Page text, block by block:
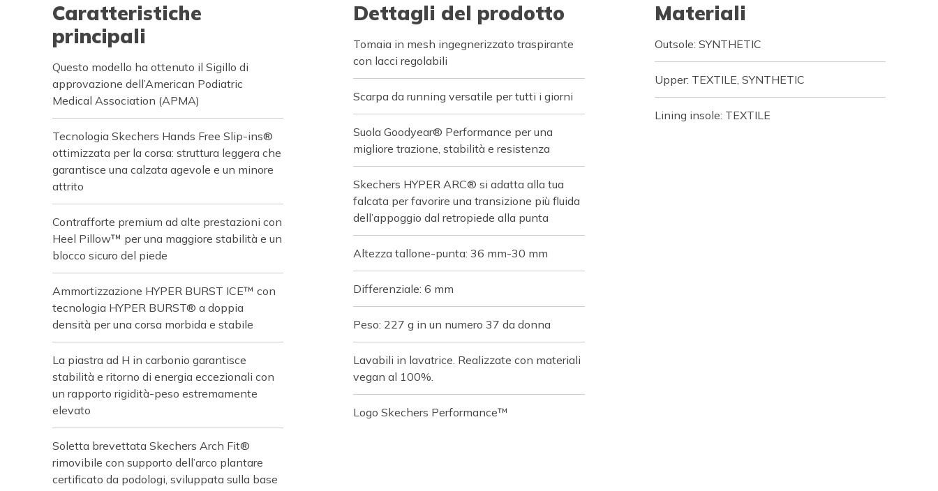
Caratteristiche
principali
Questo modello ha ottenuto il Sigillo di
approvazione dell’American Podiatric
Medical Association (APMA)
Tecnologia Skechers Hands Free Slip-ins®
ottimizzata per la corsa: struttura leggera che
garantisce una calzata agevole e un minore
attrito
Contrafforte premium ad alte prestazioni con
Heel Pillow™ per una maggiore stabilità e un
blocco sicuro del piede
Ammortizzazione HYPER BURST ICE™ con
tecnologia HYPER BURST® a doppia
densità per una corsa morbida e stabile
La piastra ad H in carbonio garantisce
stabilità e ritorno di energia eccezionali con
un rapporto rigidità-peso estremamente
elevato
Soletta brevettata Skechers Arch Fit®
rimovibile con supporto dell’arco plantare
certificato da podologi, sviluppata sulla base
Dettagli del prodotto
Tomaia in mesh ingegnerizzato traspirante
con lacci regolabili
Scarpa da running versatile per tutti i giorni
Suola Goodyear® Performance per una
migliore trazione, stabilità e resistenza
Skechers HYPER ARC® si adatta alla tua
falcata per favorire una transizione più fluida
dell’appoggio dal retropiede alla punta
Altezza tallone-punta: 36 mm-30 mm
Differenziale: 6 mm
Peso: 227 g in un numero 37 da donna
Lavabili in lavatrice. Realizzate con materiali
vegan al 100%.
Logo Skechers Performance™
Materiali
Outsole: SYNTHETIC
Upper: TEXTILE, SYNTHETIC
Lining insole: TEXTILE